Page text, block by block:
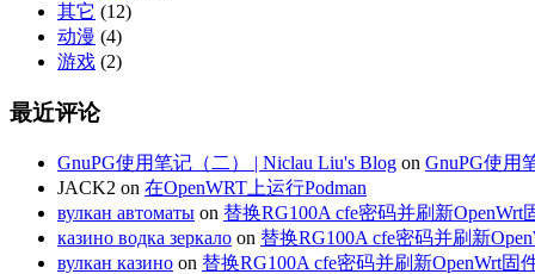
其它 (12)
动漫 (4)
游戏 (2)
最近评论
GnuPG使用笔记（二） | Niclau Liu's Blog on GnuPG使用
JACK2 on 在OpenWRT上运行Podman
вулкан автоматы on 替换RG100A cfe密码并刷新OpenWrt
казино водка зеркало on 替换RG100A cfe密码并刷新
вулкан казино on 替换RG100A cfe密码并刷新OpenWrt固